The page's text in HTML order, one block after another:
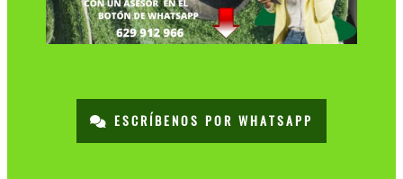
ESCRÍBENOS POR WHATSAPP